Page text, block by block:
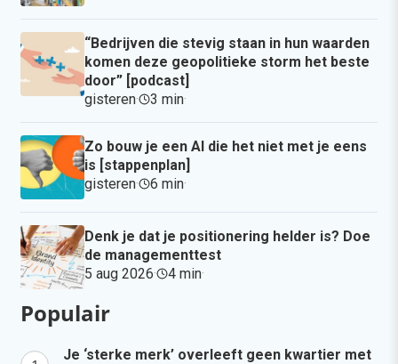
“Bedrijven die stevig staan in hun waarden
komen deze geopolitieke storm het beste
door” [podcast]
gisteren· 3 min·
Zo bouw je een AI die het niet met je eens
is [stappenplan]
gisteren· 6 min·
Denk je dat je positionering helder is? Doe
de managementtest
5 aug 2026· 4 min·
Populair
Je ‘sterke merk’ overleeft geen kwartier met